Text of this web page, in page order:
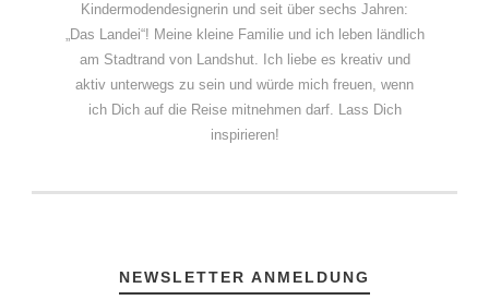
Kindermodendesignerin und seit über sechs Jahren:
„Das Landei“! Meine kleine Familie und ich leben ländlich
am Stadtrand von Landshut. Ich liebe es kreativ und
aktiv unterwegs zu sein und würde mich freuen, wenn
ich Dich auf die Reise mitnehmen darf. Lass Dich
inspirieren!
NEWSLETTER ANMELDUNG